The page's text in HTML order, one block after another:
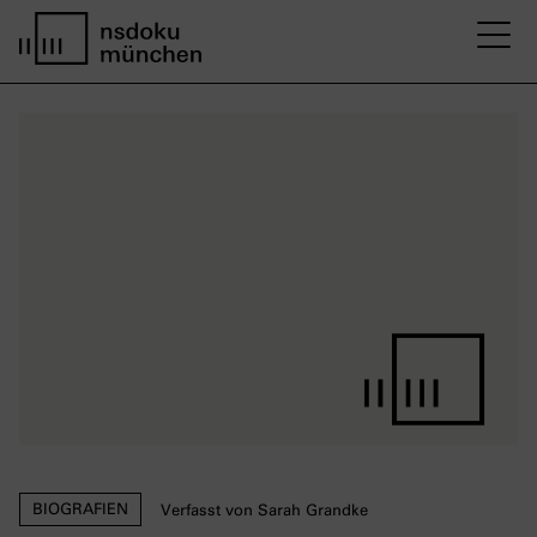
BIOGRAFIEN Verfasst von Sarah Grandke